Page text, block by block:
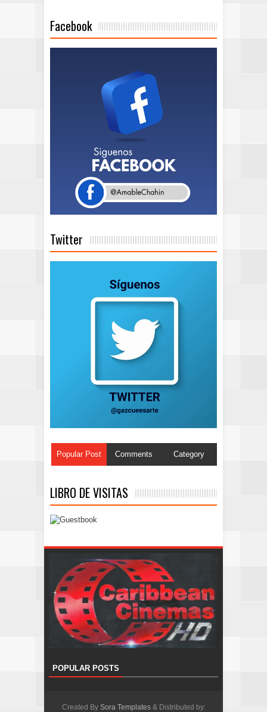
Facebook
Twitter
Popular Post Comments Category
LIBRO DE VISITAS
POPULAR POSTS
Created By Sora Templates& Distributed by: